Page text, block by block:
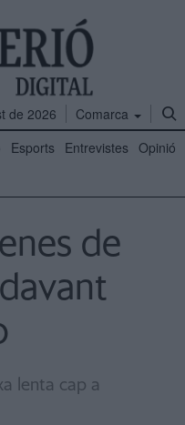
de 2026
Comarca
Esports Entrevistes Opinió
de
lenta cap a